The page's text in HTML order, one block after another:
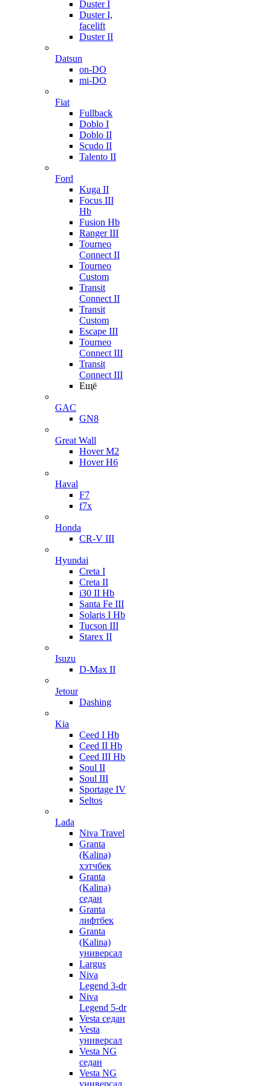
Duster I
Duster I,
facelift
Duster II
Datsun
on-DO
mi-DO
Fiat
Fullback
Doblo I
Doblo II
Scudo II
Talento II
Ford
Kuga II
Focus III
Hb
Fusion Hb
Ranger III
Tourneo
Connect II
Tourneo
Custom
Transit
Connect II
Transit
Custom
Escape III
Tourneo
Connect III
Transit
Connect III
Ещё
GAC
GN8
Great Wall
Hover M2
Hover H6
Haval
F7
f7x
Honda
CR-V III
Hyundai
Creta I
Creta II
i30 II Hb
Santa Fe III
Solaris I Hb
Tucson III
Starex II
Isuzu
D-Max II
Jetour
Dashing
Kia
Ceed I Hb
Ceed II Hb
Ceed III Hb
Soul II
Soul III
Sportage IV
Seltos
Lada
Niva Travel
Granta
(Kalina)
хэтчбек
Granta
(Kalina)
седан
Granta
лифтбек
Granta
(Kalina)
универсал
Largus
Niva
Legend 3-dr
Niva
Legend 5-dr
Vesta седан
Vesta
универсал
Vesta NG
седан
Vesta NG
универсал